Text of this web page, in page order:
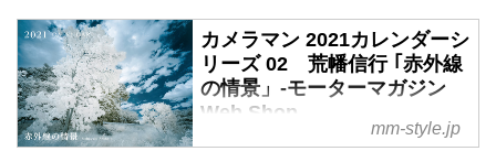
カメラマン 2021カレンダーシ
リーズ 02 荒幡信行 ｢赤外線
の情景」-モーターマガジン
Web Shop
mm-style.jp